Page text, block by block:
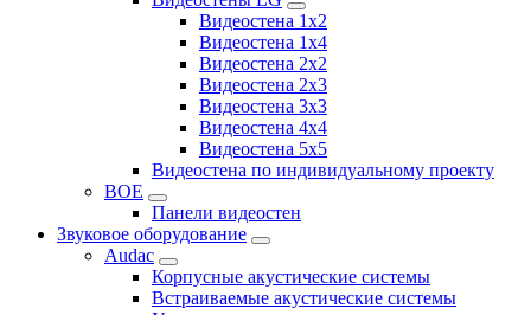
Видеостена 1x2
Видеостена 1x4
Видеостена 2x2
Видеостена 2x3
Видеостена 3x3
Видеостена 4x4
Видеостена 5x5
Видеостена по индивидуальному проекту
BOE
Панели видеостен
Звуковое оборудование
Audac
Корпусные акустические системы
Встраиваемые акустические системы